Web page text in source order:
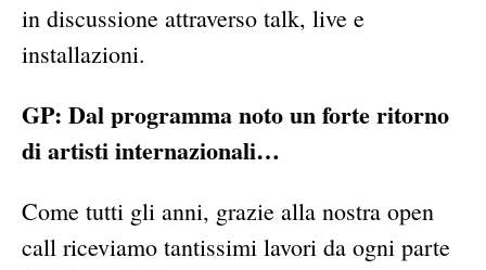
in discussione attraverso talk, live e
installazioni.
GP: Dal programma noto un forte ritorno
di artisti internazionali…
Come tutti gli anni, grazie alla nostra open
call riceviamo tantissimi lavori da ogni parte